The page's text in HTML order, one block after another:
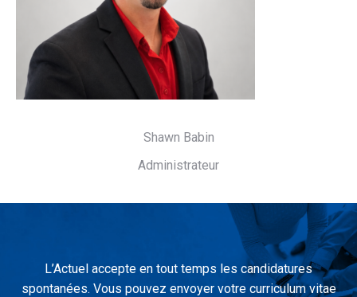
Shawn Babin
Administrateur
L’Actuel accepte en tout temps les candidatures
spontanées. Vous pouvez envoyer votre curriculum vitae